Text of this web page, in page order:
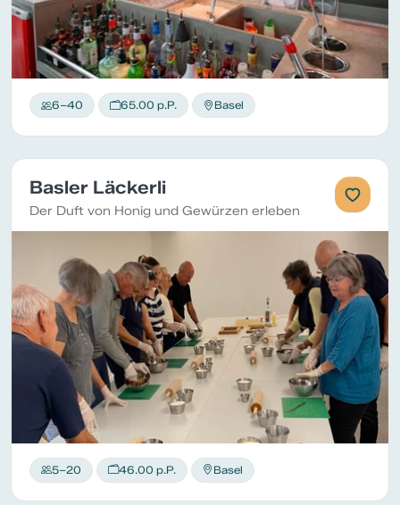
6–40 65.00 p.P. Basel
Basler Läckerli
Der Duft von Honig und Gewürzen erleben
5–20 46.00 p.P. Basel